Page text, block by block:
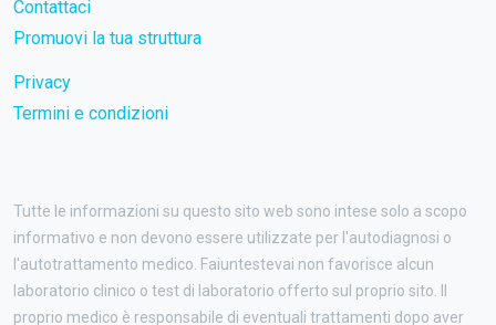
Contattaci
Promuovi la tua struttura
Privacy
Termini e condizioni
Tutte le informazioni su questo sito web sono intese solo a scopo
informativo e non devono essere utilizzate per l'autodiagnosi o
l'autotrattamento medico. Faiuntestevai non favorisce alcun
laboratorio clinico o test di laboratorio offerto sul proprio sito. Il
proprio medico è responsabile di eventuali trattamenti dopo aver